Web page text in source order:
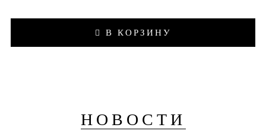
В КОРЗИНУ
НОВОСТИ